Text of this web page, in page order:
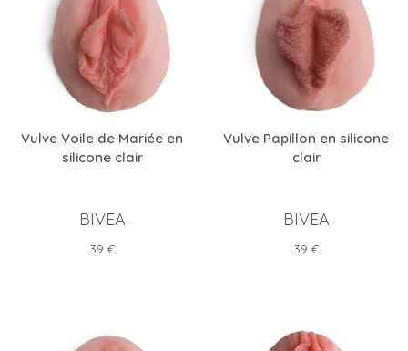
Vulve Voile de Mariée en
silicone clair
BIVEA
Prix
39 €
Vulve Papillon en silicone
clair
BIVEA
Prix
39 €